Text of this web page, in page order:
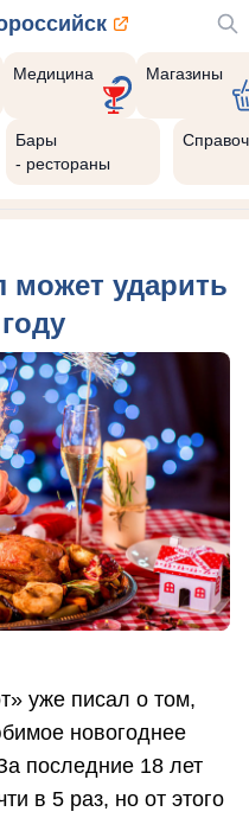
Медицина Магазины
Бары
- рестораны
может ударить
уже писал о том,
новогоднее
последние 18 лет
в 5 раз, но от этого